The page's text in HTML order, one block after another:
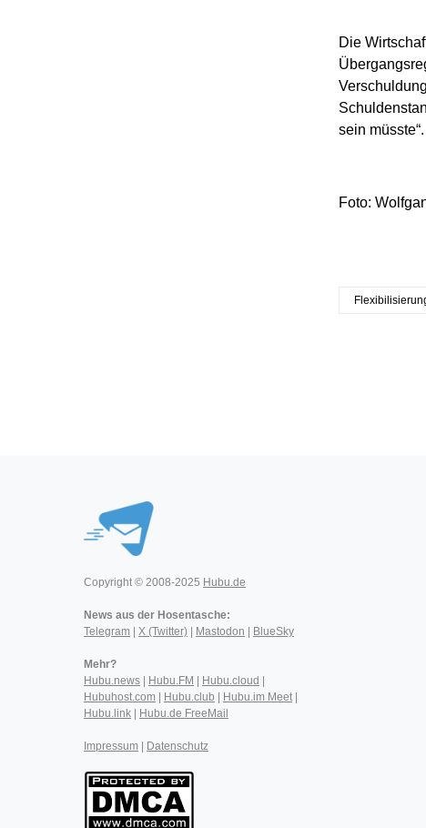
Die
sein müsste“.
Foto:
Copyright © 2008-2025 Hubu.de
News aus der Hosentasche:
Telegram
X (Twitter) Mastodon BlueSky
Mehr?
Hubu.news
Hubu.FM Hubu.cloud
Hubuhost.com
Hubu.club Hubu.im Meet|
Hubu.link
Hubu.de FreeMail
Impressum Datenschutz